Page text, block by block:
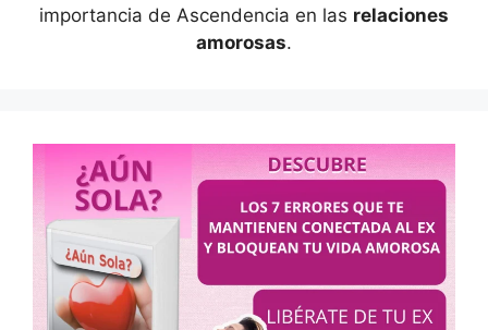
importancia de Ascendencia en las relaciones
amorosas.